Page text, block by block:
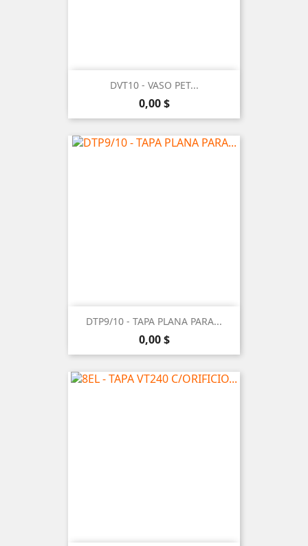
DVT10 - VASO PET...
Precio
0,00 $
DTP9/10 - TAPA PLANA PARA...
Precio
0,00 $